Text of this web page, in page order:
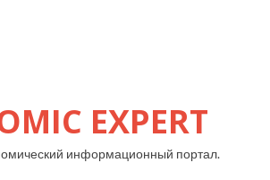
EXPERT
информационный портал.